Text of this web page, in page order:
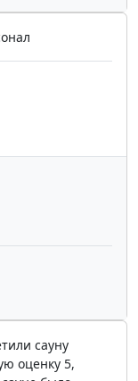
сауну
оценку 5,